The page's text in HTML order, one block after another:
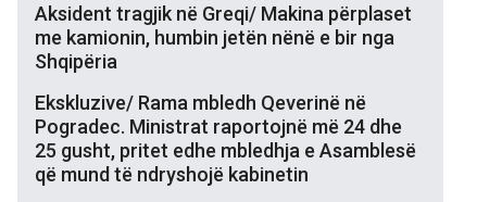
Aksident tragjik në Greqi/ Makina përplaset
me kamionin, humbin jetën nënë e bir nga
Shqipëria
Ekskluzive/ Rama mbledh Qeverinë në
Pogradec. Ministrat raportojnë më 24 dhe
25 gusht, pritet edhe mbledhja e Asamblesë
që mund të ndryshojë kabinetin